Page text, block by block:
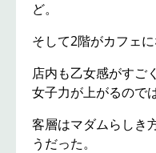
ど。
そして2階がカフェに
店内も乙女感がすご
女子力が上がるので
客層はマダムらしき
うだった。